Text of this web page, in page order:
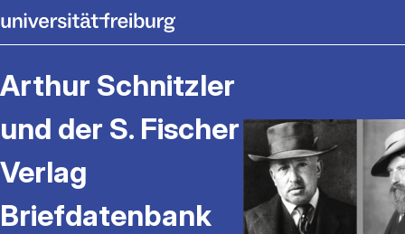
Arthur Schnitzler
und der S. Fischer
Verlag
Briefdatenbank